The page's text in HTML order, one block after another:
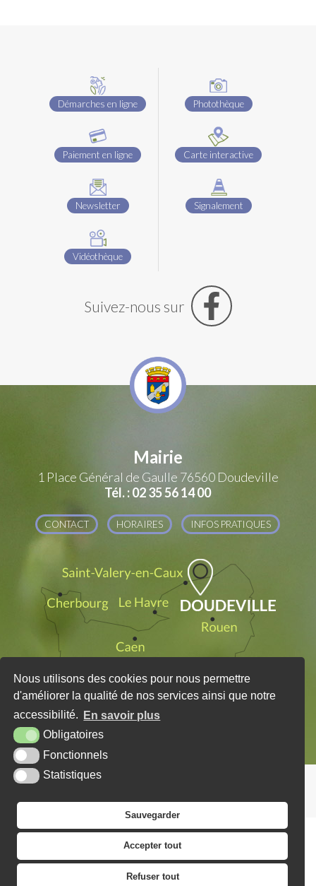
Nous utilisons des cookies pour nous permettre
d'améliorer la qualité de nos services ainsi que notre
accessibilité.
En savoir plus
Obligatoires
Fonctionnels
Statistiques
Sauvegarder
Accepter tout
Refuser tout
Démarches en ligne
Paiement en ligne
Newsletter
Vidéothèque
Photothèque
Carte interactive
Signalement
Suivez-nous sur
Mairie
1 Place Général de Gaulle 76560 Doudeville
Tél. : 02 35 56 14 00
CONTACT HORAIRES INFOS PRATIQUES